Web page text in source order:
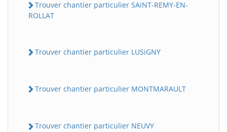
Trouver chantier particulier SAiNT-REMY-EN-
ROLLAT
Trouver chantier particulier LUSiGNY
Trouver chantier particulier MONTMARAULT
Trouver chantier particulier NEUVY